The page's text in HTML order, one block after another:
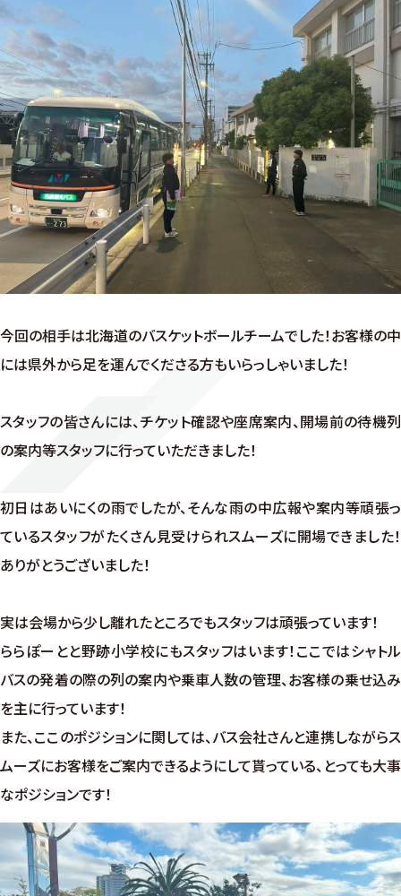
今回の相手は北海道のバスケットボールチームでした！お客様の中
には県外から足を運んでくださる方もいらっしゃいました！
スタッフの皆さんには、チケット確認や座席案内、開場前の待機列
の案内等スタッフに行っていただきました！
初日はあいにくの雨でしたが、そんな雨の中広報や案内等頑張っ
ているスタッフがたくさん見受けられスムーズに開場できました！
ありがとうございました！
実は会場から少し離れたところでもスタッフは頑張っています！
ららぽーとと野跡小学校にもスタッフはいます！ここではシャトル
バスの発着の際の列の案内や乗車人数の管理、お客様の乗せ込み
を主に行っています！
また、ここのポジションに関しては、バス会社さんと連携しながらス
ムーズにお客様をご案内できるようにして貰っている、とっても大事
なポジションです！